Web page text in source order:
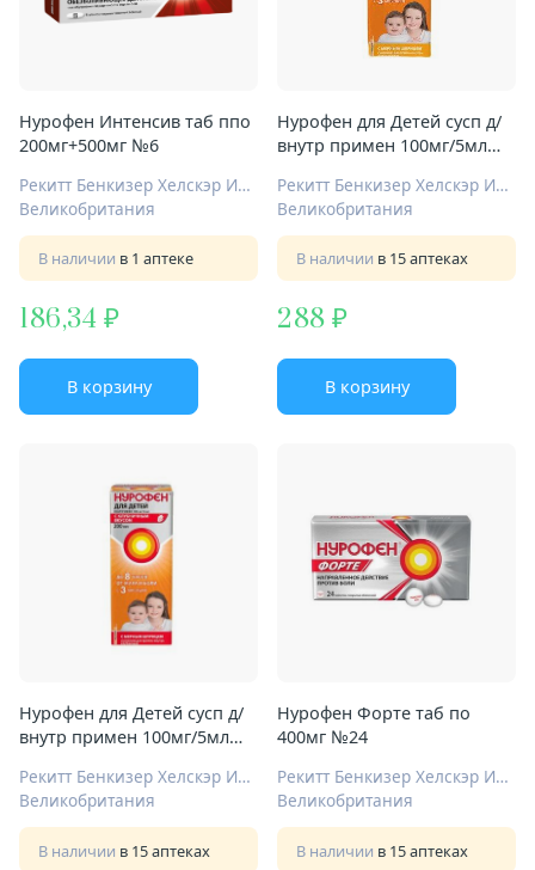
Нурофен Интенсив таб ппо
200мг+500мг №6
Рекитт Бенкизер Хелскэр Интернешнл Лтд
Великобритания
В наличии в 1 аптеке
186,34
В корзину
Нурофен для Детей сусп д/
внутр примен 100мг/5мл
Рекитт Бенкизер Хелскэр Интернешнл Лтд
Великобритания
В наличии в 15 аптеках
288
В корзину
Нурофен для Детей сусп д/
внутр примен 100мг/5мл
Рекитт Бенкизер Хелскэр Интернешнл Лтд
Великобритания
В наличии в 15 аптеках
Нурофен Форте таб по
400мг №24
Рекитт Бенкизер Хелскэр Интернешнл Лтд
Великобритания
В наличии в 15 аптеках